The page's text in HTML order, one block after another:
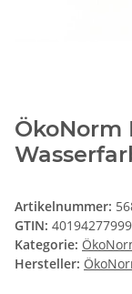
ÖkoNorm
Artikelnummer:
GTIN:
Kategorie:
Hersteller: